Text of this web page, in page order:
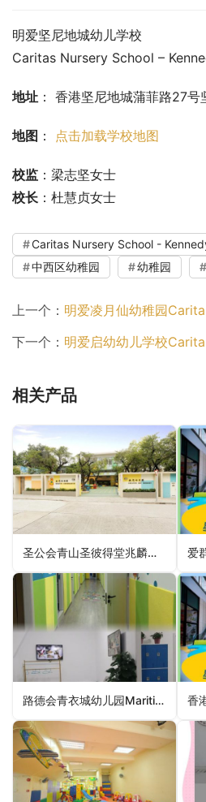
明爱坚尼地城幼儿学校
Caritas Nursery School –
地址 ： 香港坚尼地城蒲菲路27
地图 ： 点击加载学校地图
校监 ：梁志坚女士
校长 ：杜慧贞女士
Caritas Nursery School -
中西区幼稚园
幼稚园
上一个： 明爱凌月仙幼稚园Caritas Ling
下一个： 明爱启幼幼儿学校Caritas Kai Yau
相关产品
圣公会青山圣彼得堂兆麟苑幼稚园SKH St Peter’s Church Castle Peak Siu Lun Court Kindergarten（屯门区幼稚园）
路德会青衣城幼儿园Maritime Square Lutheran Day Nursery（葵青区幼稚园）